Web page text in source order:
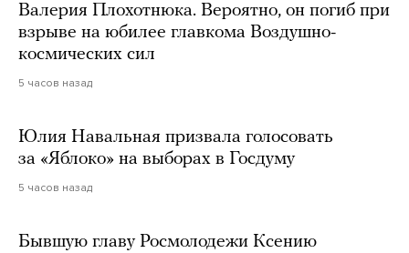
Валерия Плохотнюка. Вероятно, он погиб при
взрыве на юбилее главкома Воздушно-
космических сил
5 часов назад
Юлия Навальная призвала голосовать
за «Яблоко» на выборах в Госдуму
5 часов назад
Бывшую главу Росмолодежи Ксению